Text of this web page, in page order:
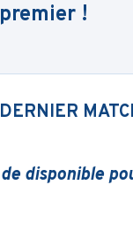
!
DERNIER
disponible